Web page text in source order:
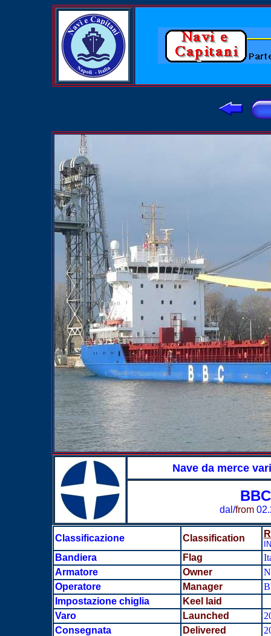
Nave da merce
dal/from
Classificazione Classification
Bandiera Flag
Armatore
Owner
Operatore
Manager
Impostazione chiglia
Keel laid
Varo
Launched
Consegnata
Delivered